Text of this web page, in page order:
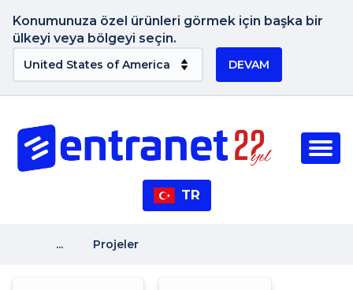
Konumunuza özel ürünleri görmek için başka bir
ülkeyi veya bölgeyi seçin.
DEVAM
TR
... Projeler